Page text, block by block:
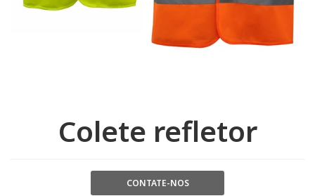
Colete refletor
CONTATE-NOS